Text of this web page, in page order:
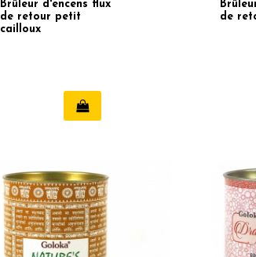
Brûleur d'encens flux
de retour petit
cailloux
de